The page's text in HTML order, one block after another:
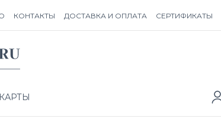
КОНТАКТЫ ДОСТАВКА И ОПЛАТА СЕРТИФИКАТЫ